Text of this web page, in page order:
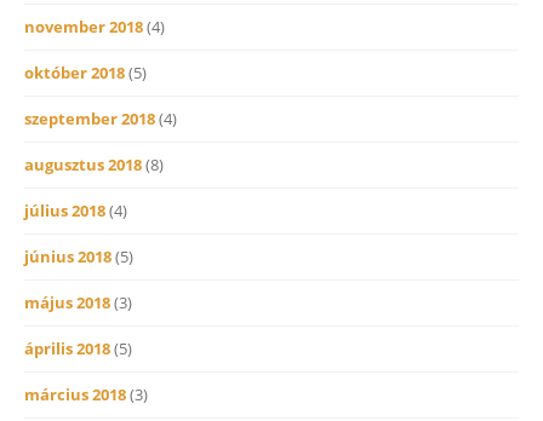
november 2018(4)
október 2018(5)
szeptember 2018(4)
augusztus 2018(8)
július 2018(4)
június 2018(5)
május 2018(3)
április 2018(5)
március 2018(3)